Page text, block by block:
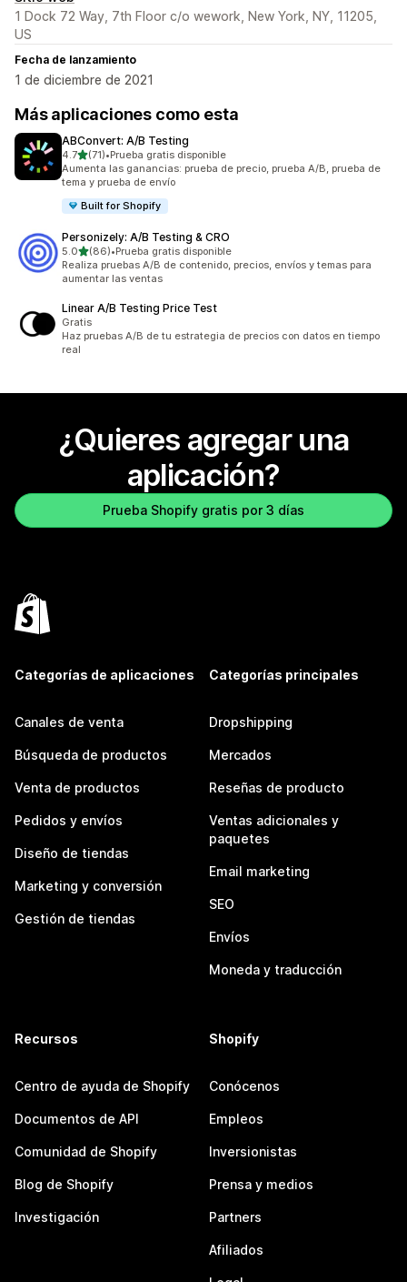
1 Dock 72 Way, 7th Floor c/o wework, New York, NY, 11205,
US
Fecha de lanzamiento
1 de diciembre de 2021
Más aplicaciones como esta
ABConvert: A/B Testing
4.7de 5 estrellas
(71)
71 reseñas en total
•Prueba gratis disponible
Aumenta las ganancias: prueba de precio, prueba A/B, prueba de
tema y prueba de envío
Built for Shopify
Personizely: A/B Testing & CRO
5.0de 5 estrellas
(86)
86 reseñas en total
•Prueba gratis disponible
Realiza pruebas A/B de contenido, precios, envíos y temas para
aumentar las ventas
Linear A/B Testing Price Test
Gratis
Haz pruebas A/B de tu estrategia de precios con datos en tiempo
real
¿Quieres agregar una
aplicación?
Prueba Shopify gratis por 3 días
Categorías de aplicaciones
Canales de venta
Búsqueda de productos
Venta de productos
Pedidos y envíos
Diseño de tiendas
Marketing y conversión
Gestión de tiendas
Categorías principales
Dropshipping
Mercados
Reseñas de producto
Ventas adicionales y
paquetes
Email marketing
SEO
Envíos
Moneda y traducción
Recursos
Centro de ayuda de Shopify
Documentos de API
Comunidad de Shopify
Blog de Shopify
Investigación
Shopify
Conócenos
Empleos
Inversionistas
Prensa y medios
Partners
Afiliados